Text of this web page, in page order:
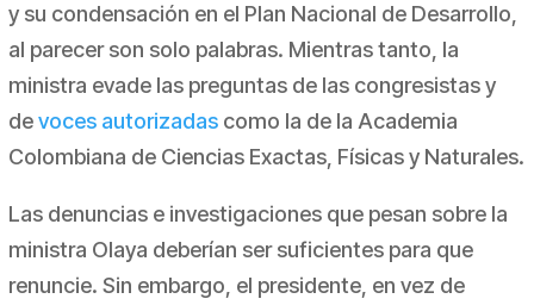
y su condensación en el Plan Nacional de Desarrollo,
al parecer son solo palabras. Mientras tanto, la
ministra evade las preguntas de las congresistas y
devoces autorizadascomo la de la Academia
Colombiana de Ciencias Exactas, Físicas y Naturales.
Las denuncias e investigaciones que pesan sobre la
ministra Olaya deberían ser suficientes para que
renuncie. Sin embargo, el presidente, en vez de